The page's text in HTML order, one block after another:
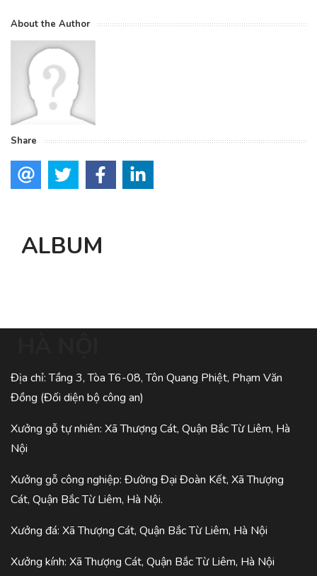
About the Author
Share
ALBUM
Địa chỉ: Tầng 3, Tòa T6-08, Tôn Quang Phiệt, Phạm Văn
Đồng (Đối diện bộ công an)
Xưởng gỗ tự nhiên: Xã Thượng Cát, Quận Bắc Từ Liêm, Hà
Nội
Xưởng gỗ công nghiệp: Đường Đại Đoàn Kết, Xã Thượng
Cát, Quận Bắc Từ Liêm, Hà Nội.
Xưởng đá: Xã Thượng Cát, Quận Bắc Từ Liêm, Hà Nội
Xưởng kính: Xã Thượng Cát, Quận Bắc Từ Liêm, Hà Nội